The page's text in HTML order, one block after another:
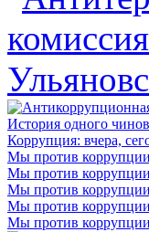
История одного
Коррупция: вчера,
Мы против
Мы против
Мы против
Мы против
Мы против